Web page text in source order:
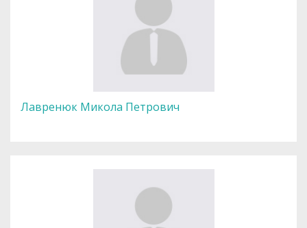
Лавренюк Микола Петрович